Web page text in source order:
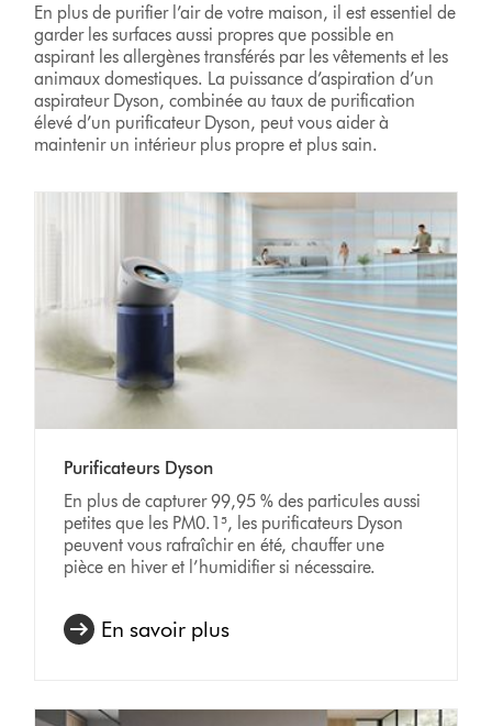
En plus de purifier l’air de votre maison, il est essentiel de
garder les surfaces aussi propres que possible en
aspirant les allergènes transférés par les vêtements et les
animaux domestiques. La puissance d’aspiration d’un
aspirateur Dyson, combinée au taux de purification
élevé d’un purificateur Dyson, peut vous aider à
maintenir un intérieur plus propre et plus sain.
Purificateurs Dyson
En plus de capturer 99,95 % des particules aussi
petites que les PM0.1⁵, les purificateurs Dyson
peuvent vous rafraîchir en été, chauffer une
pièce en hiver et l’humidifier si nécessaire.
En savoir plus